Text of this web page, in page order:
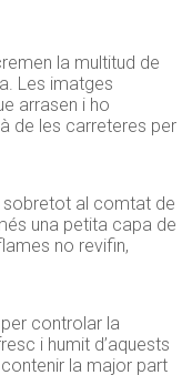
la multitud de
Les imatges
arrasen i ho
de les carreteres per
sobretot al comtat de
una petita capa de
no revifin,
controlar la
i humit d’aquests
la major part